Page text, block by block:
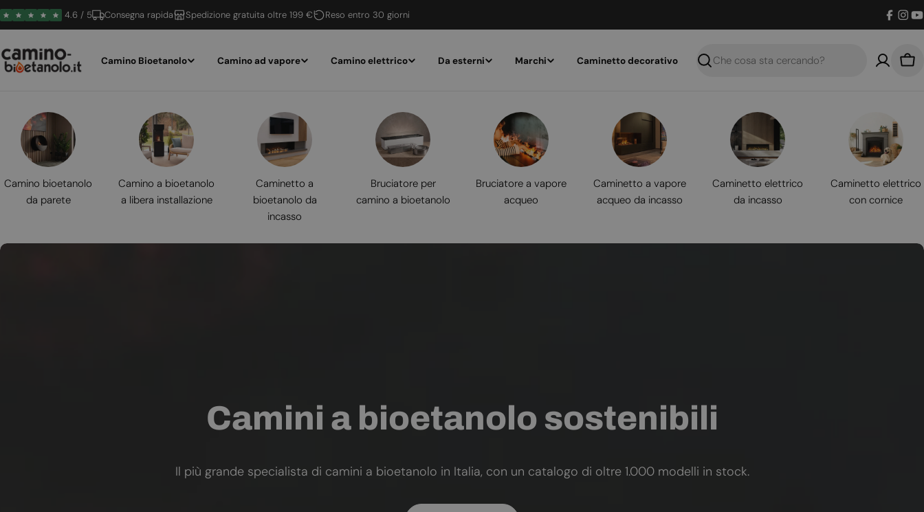
Vai
al
4.6 / 5 Consegna rapida Spedizione gratuita oltre 199 € Reso entro 30 giorni
Camino Bioetanolo Camino ad vapore Camino elettrico Da esterni Marchi Caminetto decorativo
Ricerca
Camino bioetanolo
da parete
Camino a bioetanolo
a libera installazione
Caminetto a
bioetanolo da
incasso
Bruciatore per
camino a bioetanolo
Bruciatore a vapore
acqueo
Caminetto a vapore
acqueo da incasso
Caminetto elettrico
da incasso
Caminetto elettrico
con cornice
Camini a bioetanolo sostenibili
Il più grande specialista di camini a bioetanolo in Italia, con un catalogo di oltre 1.000 modelli in stock.